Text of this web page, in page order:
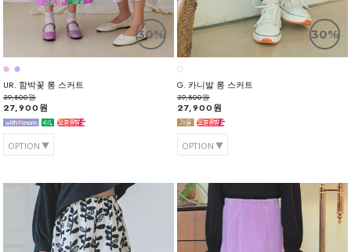
30%
UR. 함박꽃 롱 스커트
39,800원
27,900원
OPTION
30%
G. 카니발 롱 스커트
39,800원
27,900원
OPTION